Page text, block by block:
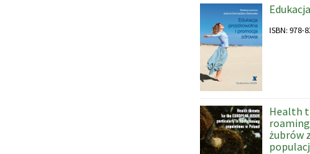
ISBN: 978-
Health
żubrów